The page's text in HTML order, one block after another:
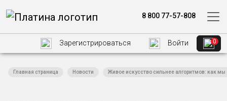
8 800 77-57-808
Зарегистрироваться Войти 0
Главная страница Новости Живое искусство сильнее алгоритмов: как